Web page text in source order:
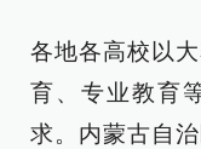
各地各高校以
育、专业教育
求。内蒙古自